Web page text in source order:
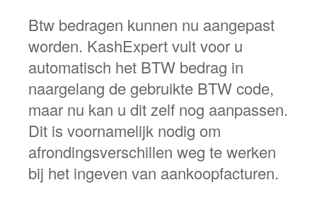
Btw bedragen kunnen nu aangepast
worden. KashExpert vult voor u
automatisch het BTW bedrag in
naargelang de gebruikte BTW code,
maar nu kan u dit zelf nog aanpassen.
Dit is voornamelijk nodig om
afrondingsverschillen weg te werken
bij het ingeven van aankoopfacturen.